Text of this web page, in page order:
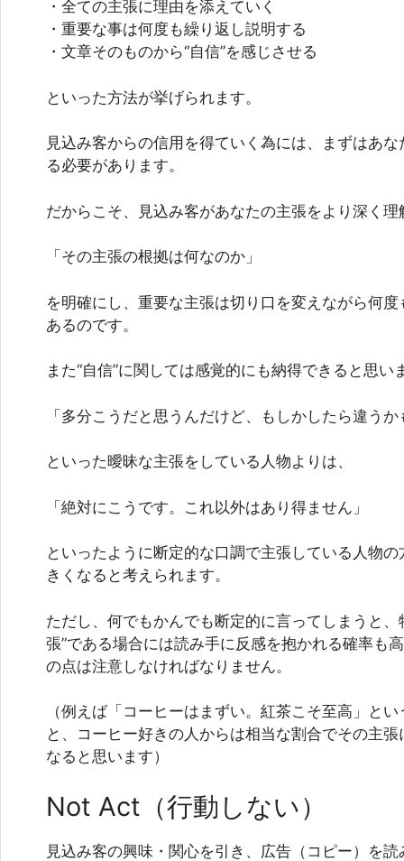
・全ての主張に理由を添えていく
・重要な事は何度も繰り返し説明する
・文章そのものから“自信”を感じさせる
といった方法が挙げられます。
見込み客からの信用を得ていく為には、まずはあな
る必要があります。
だからこそ、見込み客があなたの主張をより深く
「その主張の根拠は何なのか」
を明確にし、重要な主張は切り口を変えながら何
あるのです。
また“自信”に関しては感覚的にも納得できると思
「多分こうだと思うんだけど、もしかしたら違う
といった曖昧な主張をしている人物よりは、
「絶対にこうです。これ以外はあり得ません」
といったように断定的な口調で主張している人物
きくなると考えられます。
ただし、何でもかんでも断定的に言ってしまうと
張”である場合には読み手に反感を抱かれる確率も
の点は注意しなければなりません。
（例えば「コーヒーはまずい。紅茶こそ至高」と
と、コーヒー好きの人からは相当な割合でその主
なると思います）
Not Act（行動しない）
見込み客の興味・関心を引き、広告（コピー）を